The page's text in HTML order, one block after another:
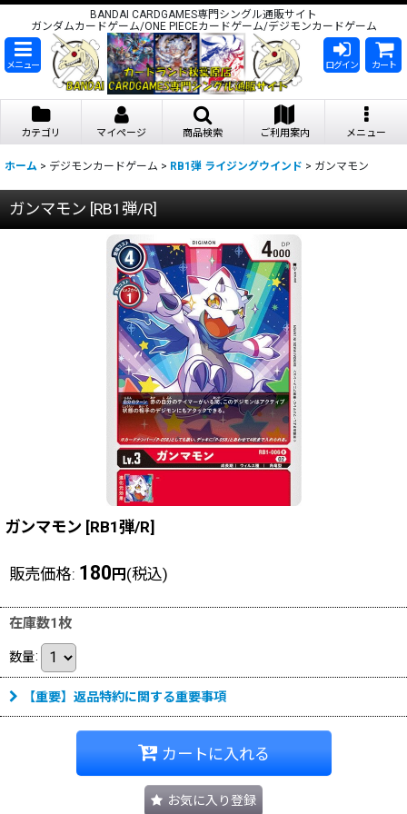
BANDAI CARDGAMES専門シングル通販サイト
ガンダムカードゲーム/ONE PIECEカードゲーム/デジモンカードゲーム
メニュー ログイン カート
カテゴリ マイページ 商品検索 ご利用案内 メニュー
ホーム > デジモンカードゲーム > RB1弾 ライジングウインド > ガンマモン
ガンマモン [RB1弾/R]
ガンマモン [RB1弾/R]
販売価格: 180 円 (税込)
在庫数1枚
数量:
【重要】返品特約に関する重要事項
カートに入れる
お気に入り登録